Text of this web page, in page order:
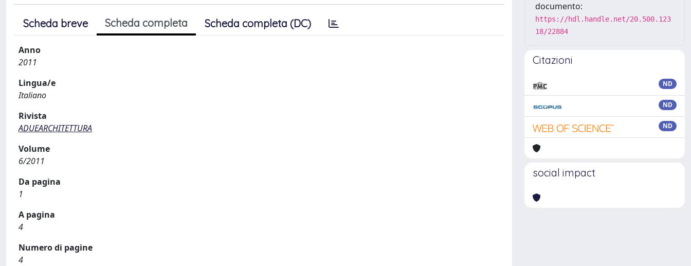
Scheda breve Scheda completa Scheda completa (DC)
Anno
2011
Lingua/e
Italiano
Rivista
ADUEARCHITETTURA
Volume
6/2011
Da pagina
1
A pagina
4
Numero di pagine
4
documento:
https://hdl.handle.net/20.500.123
18/22884
Citazioni
ND
ND
ND
social impact